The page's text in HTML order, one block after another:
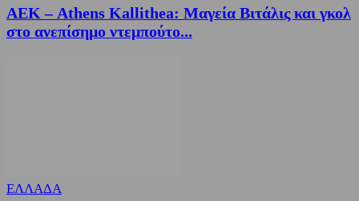
ΑΕΚ – Athens Kallithea: Μαγεία Βιτάλις και γκολ
στο ανεπίσημο ντεμπούτο...
ΕΛΛΑΔΑ